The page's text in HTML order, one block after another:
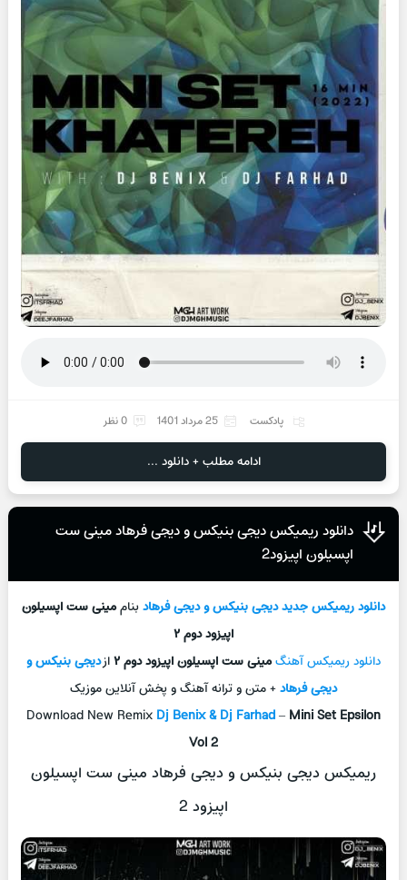
پادکست 25 مرداد 1401 0 نظر
ادامه مطلب + دانلود ...
دانلود ریمیکس دیجی بنیکس و دیجی فرهاد مینی ست
اپسیلون اپیزود2
دانلود ریمیکس جدیددیجی بنیکس و دیجی فرهادبناممینی ست اپسیلون
اپیزود دوم ۲
دانلود ریمیکس آهنگمینی ست اپسیلون اپیزود دوم ۲ ازدیجی بنیکس و
دیجی فرهاد+ متن و ترانه آهنگ و پخش آنلاين موزيک
Download New Remix Dj Benix & Dj Farhad– Mini Set Epsilon
Vol 2
ریمیکس دیجی بنیکس و دیجی فرهاد مینی ست اپسیلون
اپیزود 2